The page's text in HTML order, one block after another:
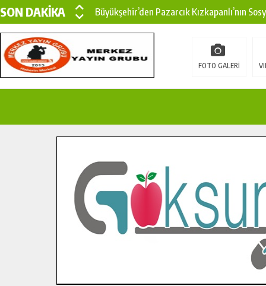
SON DAKİKA
Büyükşehir’den Pazarcık Kızkapanlı’nın
Büyükşehir’den Pazarcık Kırsalına Modern
Çin’den KSÜ’ye Uluslararası Başarı:
İlçe Jandarma Komutanı Karakaya’dan
Bertiz’in Yeni Köprüsünde Sona Doğru.
FOTO GALERİ